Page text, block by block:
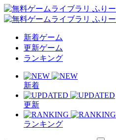
新着ゲーム
更新ゲーム
ランキング
新着
更新
ランキング